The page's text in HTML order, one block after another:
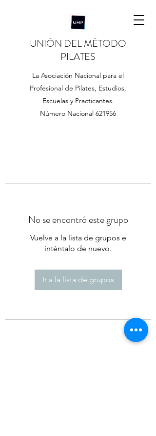
UNIÓN DEL MÉTODO
PILATES
La Asociación Nacional para el
Profesional de Pilates, Estudios,
Escuelas y Practicantes.
Número Nacional 621956
No se encontró este grupo
Vuelve a la lista de grupos e
inténtalo de nuevo.
Ir a la lista de grupos